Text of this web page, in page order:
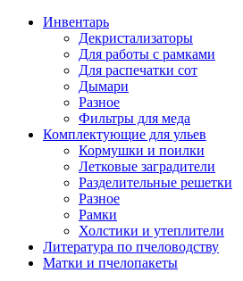
Инвентарь
Декристализаторы
Для работы с рамками
Для распечатки сот
Дымари
Разное
Фильтры для меда
Комплектующие для ульев
Кормушки и поилки
Летковые заградители
Разделительные решетки
Разное
Рамки
Холстики и утеплители
Литература по пчеловодству
Матки и пчелопакеты